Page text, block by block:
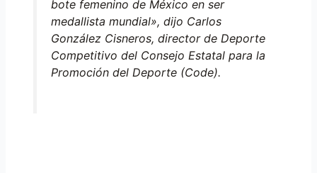
bote femenino de México en ser
medallista mundial», dijo Carlos
González Cisneros, director de Deporte
Competitivo del Consejo Estatal para la
Promoción del Deporte (Code).